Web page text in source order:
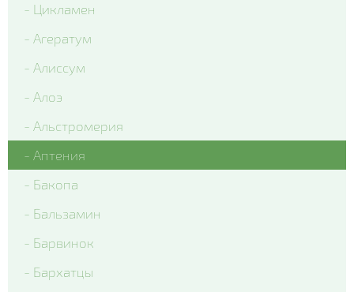
- Spring Matrix Blue Wing
- Xtrada Pink Shades With Blotch
- Matrix Red Blotch
- Cello Deep Orange Blotch
- Colossus Tricolor
- Matrix Lavender Shades
- Matrix Ocean
- Matrix Rose Wing
- Matrix True Blue
- Matrix White Blotch
- Цикламен
- Агератум
- Алиссум
- Алоэ
- Альстромерия
- Аптения
- Бакопа
- Бальзамин
- Барвинок
- Бархатцы